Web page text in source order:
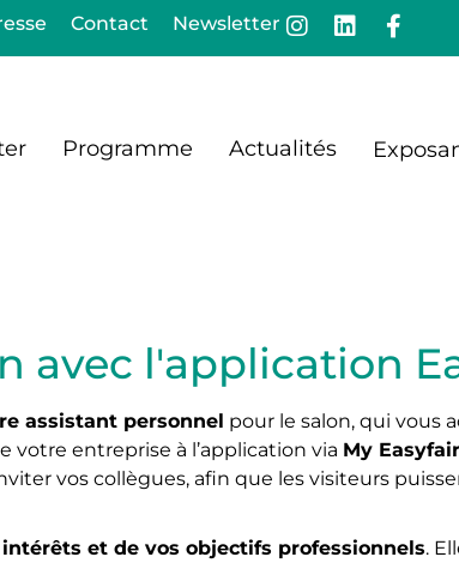
Contact Newsletter
Programme Actualités
avec l'application
assistant personnel pour le salon, qui vous
votre entreprise à l’application via My
vos collègues, afin que les visiteurs
et de vos objectifs professionnels.